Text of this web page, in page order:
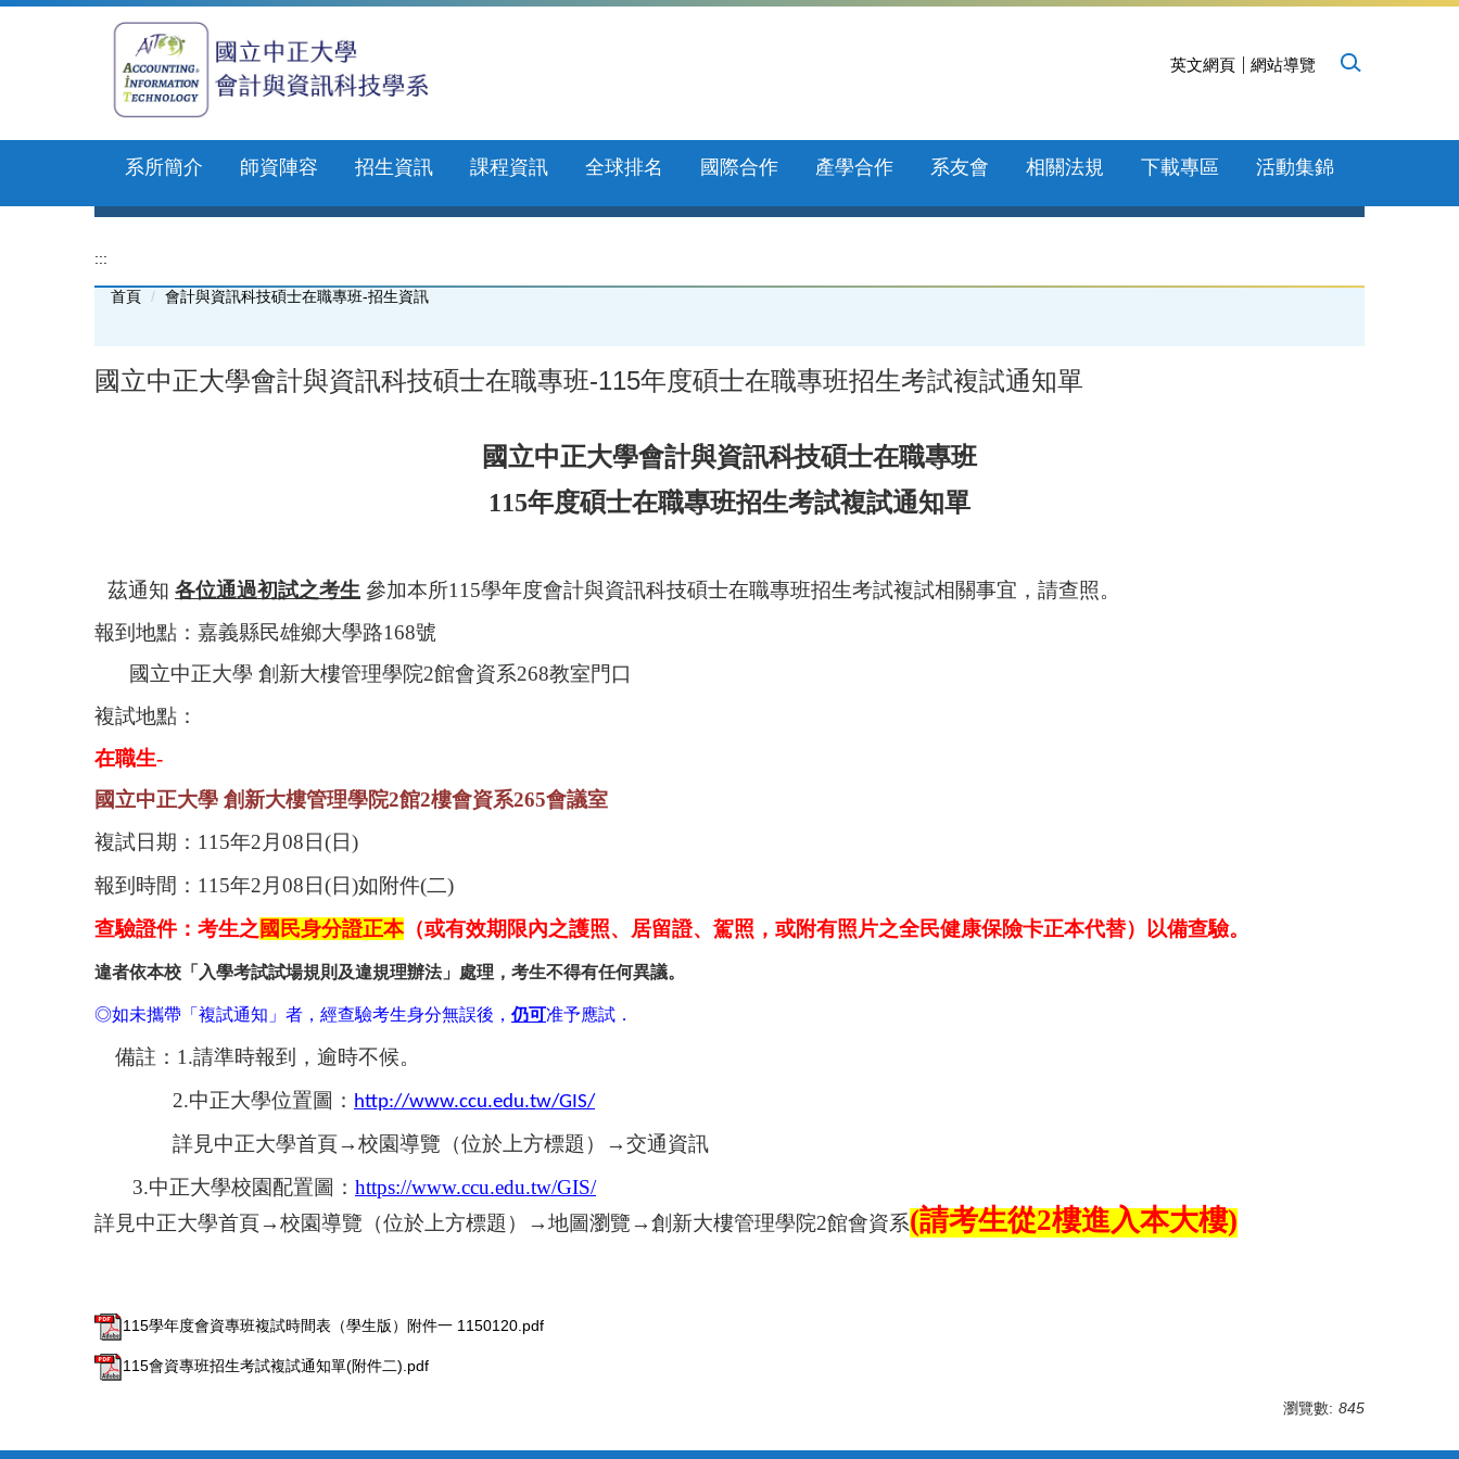
英文網頁 網站導覽
系所簡介 師資陣容 招生資訊 課程資訊 全球排名 國際合作 產學合作 系友會 相關法規 下載專區 活動集錦
:::
首頁 會計與資訊科技碩士在職專班-招生資訊
國立中正大學會計與資訊科技碩士在職專班-115年度碩士在職專班招生考試複試通知單
國立中正大學會計與資訊科技碩士在職專班
115年度碩士在職專班招生考試複試通知單
茲通知 各位通過初試之考生 參加本所11 5學年度會計與資訊科技碩士在職專班招生考試複試相關事宜，請查照。
報到地點：嘉義縣民雄鄉大學路168號
國立中正大學 創新大樓管理學院2館會資系268教室門口
複試地點：
在職生-
國立中正大學 創新大樓管理學院2館2樓會資系265會議室
複試日期：11 5年2月08日(日)
報到時間：11 5年2月08日(日)如附件(二)
查驗證件：考生之國民身分證正本（或有效期限內之護照、居留證、駕照，或附有照片之全民健康保險卡正本代替）以備查驗。
違者依本校「入學考試試場規則及違規理辦法」處理，考生不得有任何異議。
◎如未攜帶「複試通知」者，經查驗考生身分無誤後， 仍可准予應試．
備註：1.請準時報到，逾時不候。
2.中正大學位置圖： http://www.ccu.edu.tw/GIS/
詳見中正大學首頁→校園導覽（位於上方標題）→交通資訊
3.中正大學校園配置圖： https://www.ccu.edu.tw/GIS/
詳見中正大學首頁→校園導覽（位於上方標題）→地圖瀏覽→創新大樓管理學院2館會資系(請考生從2樓進入本大樓)
115學年度會資專班複試時間表（學生版）附件一 1150120.pdf
115會資專班招生考試複試通知單(附件二).pdf
瀏覽數: 845